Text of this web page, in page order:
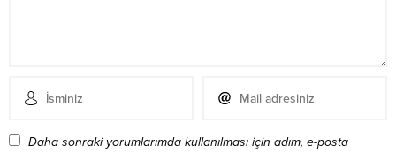
Daha sonraki yorumlarımda kullanılması için adım, e-posta